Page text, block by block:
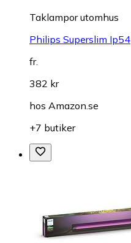
Taklampor utomhus
Philips Superslim Ip54
fr.
382 kr
hos Amazon.se
+7 butiker